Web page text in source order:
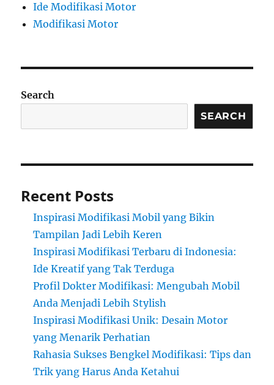
Ide Modifikasi Motor
Modifikasi Motor
Search
SEARCH
Recent Posts
Inspirasi Modifikasi Mobil yang Bikin
Tampilan Jadi Lebih Keren
Inspirasi Modifikasi Terbaru di Indonesia:
Ide Kreatif yang Tak Terduga
Profil Dokter Modifikasi: Mengubah Mobil
Anda Menjadi Lebih Stylish
Inspirasi Modifikasi Unik: Desain Motor
yang Menarik Perhatian
Rahasia Sukses Bengkel Modifikasi: Tips dan
Trik yang Harus Anda Ketahui